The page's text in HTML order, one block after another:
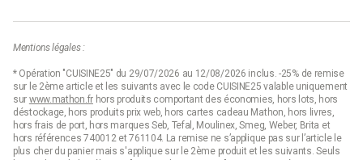
Mentions légales :
* Opération "CUISINE25" du 29/07/2026 au 12/08/2026 inclus. -25% de remise
sur le 2ème article et les suivants avec le code CUISINE25 valable uniquement
sur www.mathon.frhors produits comportant des économies, hors lots, hors
déstockage, hors produits prix web, hors cartes cadeau Mathon, hors livres,
hors frais de port, hors marques Seb, Tefal, Moulinex, Smeg, Weber, Brita et
hors références 740012 et 761104. La remise ne s’applique pas sur l’article le
plus cher du panier mais s'applique sur le 2ème produit et les suivants. Seuls